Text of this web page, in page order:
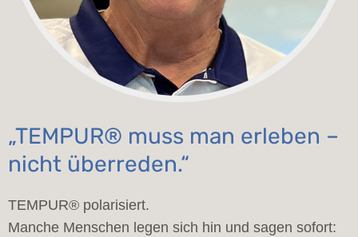
„TEMPUR® muss man erleben –
nicht überreden.“
TEMPUR® polarisiert.
Manche Menschen legen sich hin und sagen sofort: